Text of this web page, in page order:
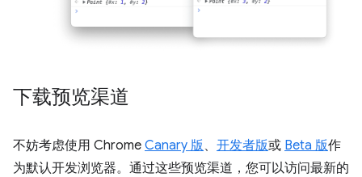
下载预览渠道
不妨考虑使用 Chrome Canary 版 、 开发者版或 Beta 版作
为默认开发浏览器。通过这些预览渠道，您可以访问最新的